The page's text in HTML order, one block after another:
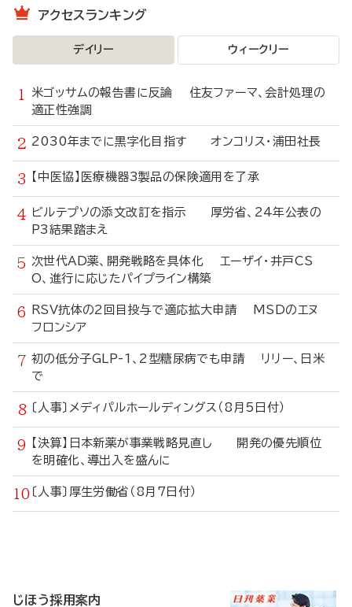
アクセスランキング
デイリー ウィークリー
米ゴッサムの報告書に反論 住友ファーマ、会計処理の
適正性強調
2030年までに黒字化目指す オンコリス・浦田社長
【中医協】医療機器3製品の保険適用を了承
ビルテプソの添文改訂を指示 厚労省、24年公表の
P3結果踏まえ
次世代AD薬、開発戦略を具体化 エーザイ・井戸CS
O、進行に応じたパイプライン構築
RSV抗体の2回目投与で適応拡大申請 MSDのエヌ
フロンシア
初の低分子GLP-1、2型糖尿病でも申請 リリー、日米
で
〔人事〕メディパルホールディングス（8月5日付）
【決算】日本新薬が事業戦略見直し 開発の優先順位
を明確化、導出入を盛んに
〔人事〕厚生労働省（8月7日付）
じほう採用案内